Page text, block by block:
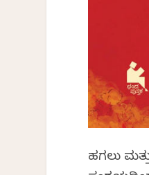
ಹಗಲು